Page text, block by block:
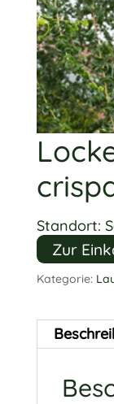
Standort:
Zur
Kategorie: